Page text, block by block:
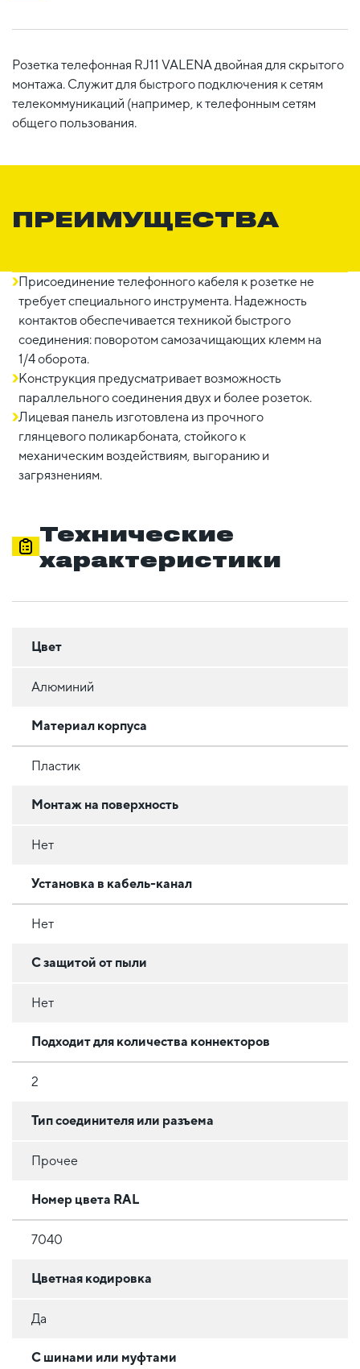
Розетка телефонная RJ11 VALENA двойная для скрытого
монтажа. Служит для быстрого подключения к сетям
телекоммуникаций (например, к телефонным сетям
общего пользования.
ПРЕИМУЩЕСТВА
Присоединение телефонного кабеля к розетке не
требует специального инструмента. Надежность
контактов обеспечивается техникой быстрого
соединения: поворотом самозачищающих клемм на
1/4 оборота.
Конструкция предусматривает возможность
параллельного соединения двух и более розеток.
Лицевая панель изготовлена из прочного
глянцевого поликарбоната, стойкого к
механическим воздействиям, выгоранию и
загрязнениям.
Технические
характеристики
Цвет
Алюминий
Материал корпуса
Пластик
Монтаж на поверхность
Нет
Установка в кабель-канал
Нет
С защитой от пыли
Нет
Подходит для количества коннекторов
2
Тип соединителя или разъема
Прочее
Номер цвета RAL
7040
Цветная кодировка
Да
С шинами или муфтами